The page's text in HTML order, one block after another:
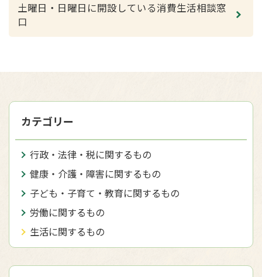
土曜日・日曜日に開設している消費生活相談窓
口
カテゴリー
行政・法律・税に関するもの
健康・介護・障害に関するもの
子ども・子育て・教育に関するもの
労働に関するもの
生活に関するもの